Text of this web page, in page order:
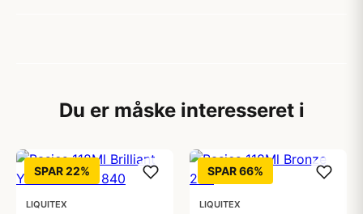
Du er måske interesseret i
SPAR 22%
LIQUITEX
SPAR 66%
LIQUITEX